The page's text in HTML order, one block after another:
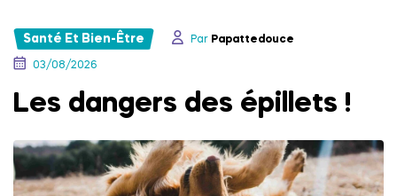
Santé Et Bien-Être Par Papattedouce
03/08/2026
Les dangers des épillets !